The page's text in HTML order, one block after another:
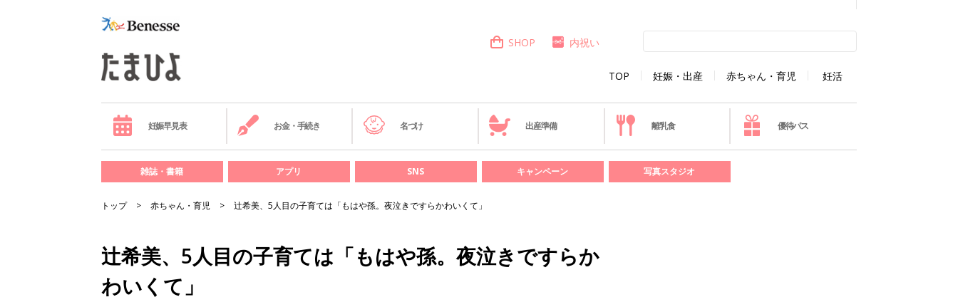
TOP 妊娠・出産 赤ちゃん・育児 妊活
SHOP 内祝い
妊娠早見表 お金・手続き 名づけ 出産準備 離乳食 優待パス
雑誌・書籍 アプリ SNS キャンペーン 写真スタジオ
トップ 赤ちゃん・育児 辻希美、5人目の子育ては「もはや孫。夜泣きですらかわいくて」
辻希美、5人目の子育ては「もはや孫。夜泣きですらか
わいくて」